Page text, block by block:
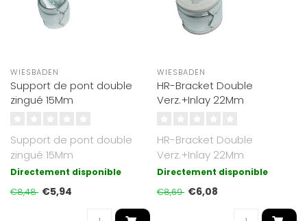
WIESBADEN
Support de pont double
zingué 15Mm
Support de pont double
zingué 15Mm
Directement disponible
€8,48 €5,94
WIESBADEN
HR-Bracket Double
Verz.+Inlay 22Mm
HR-Bracket Double
Verz.+Inlay 22Mm
Directement disponible
€8,69 €6,08